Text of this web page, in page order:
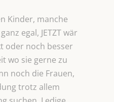
Kinder, manche
egal, JETZT wär
oder noch besser
wo sie gerne zu
noch die Frauen,
trotz allem